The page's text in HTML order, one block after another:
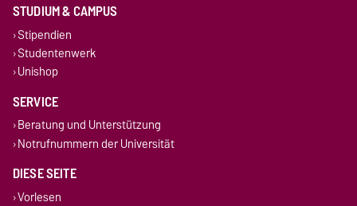
STUDIUM & CAMPUS
Stipendien
Studentenwerk
Unishop
SERVICE
Beratung und Unterstützung
Notrufnummern der Universität
DIESE SEITE
Vorlesen